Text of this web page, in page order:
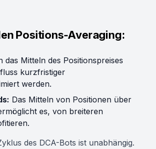
Positions-Averaging:
das Mitteln des Positionspreises
kurzfristiger
werden.
Das Mitteln von Positionen über
es, von breiteren
des DCA-Bots ist unabhängig.